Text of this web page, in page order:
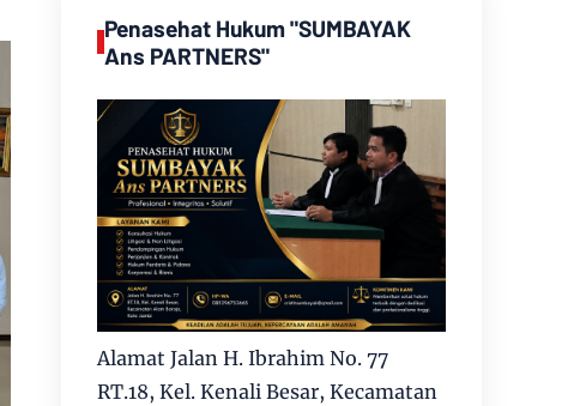
Penasehat Hukum "SUMBAYAK
Ans PARTNERS"
Alamat Jalan H. Ibrahim No. 77
RT.18, Kel. Kenali Besar, Kecamatan